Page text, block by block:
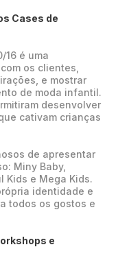
Cases de
16 é uma
os clientes,
e mostrar
de moda infantil.
desenvolver
cativam crianças
de apresentar
Miny Baby,
Kids e Mega Kids.
identidade e
todos os gostos e
e